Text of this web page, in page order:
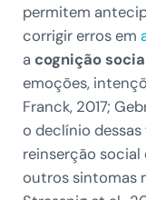
permitem
corrigir erros em
a cognição
emoções,
Franck, 2017;
o declínio
reinserção
outros sintomas